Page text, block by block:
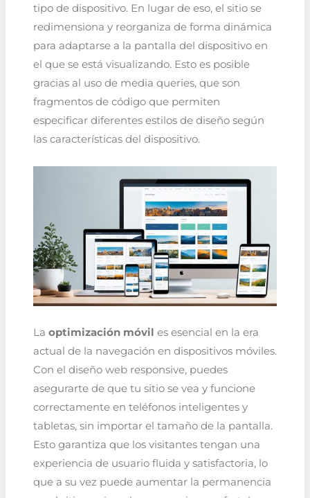
tipo de dispositivo. En lugar de eso, el sitio se
redimensiona y reorganiza de forma dinámica
para adaptarse a la pantalla del dispositivo en
el que se está visualizando. Esto es posible
gracias al uso de media queries, que son
fragmentos de código que permiten
especificar diferentes estilos de diseño según
las características del dispositivo.
La optimización móvil es esencial en la era
actual de la navegación en dispositivos móviles.
Con el diseño web responsive, puedes
asegurarte de que tu sitio se vea y funcione
correctamente en teléfonos inteligentes y
tabletas, sin importar el tamaño de la pantalla.
Esto garantiza que los visitantes tengan una
experiencia de usuario fluida y satisfactoria, lo
que a su vez puede aumentar la permanencia